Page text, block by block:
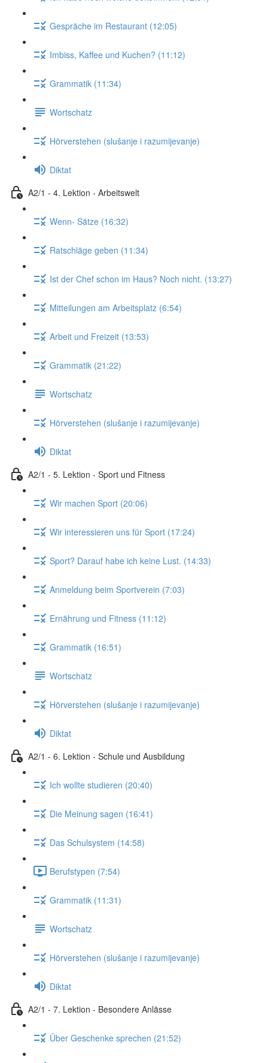
Gespräche im Restaurant (12:05)
Imbiss, Kaffee und Kuchen? (11:12)
Grammatik (11:34)
Wortschatz
Hörverstehen (slušanje i razumijevanje)
Diktat
A2/1 - 4. Lektion - Arbeitswelt
Wenn- Sätze (16:32)
Ratschläge geben (11:34)
Ist der Chef schon im Haus? Noch nicht. (13:27)
Mitteilungen am Arbeitsplatz (6:54)
Arbeit und Freizeit (13:53)
Grammatik (21:22)
Wortschatz
Hörverstehen (slušanje i razumijevanje)
Diktat
A2/1 - 5. Lektion - Sport und Fitness
Wir machen Sport (20:06)
Wir interessieren uns für Sport (17:24)
Sport? Darauf habe ich keine Lust. (14:33)
Anmeldung beim Sportverein (7:03)
Ernährung und Fitness (11:12)
Grammatik (16:51)
Wortschatz
Hörverstehen (slušanje i razumijevanje)
Diktat
A2/1 - 6. Lektion - Schule und Ausbildung
Ich wollte studieren (20:40)
Die Meinung sagen (16:41)
Das Schulsystem (14:58)
Berufstypen (7:54)
Grammatik (11:31)
Wortschatz
Hörverstehen (slušanje i razumijevanje)
Diktat
A2/1 - 7. Lektion - Besondere Anlässe
Über Geschenke sprechen (21:52)